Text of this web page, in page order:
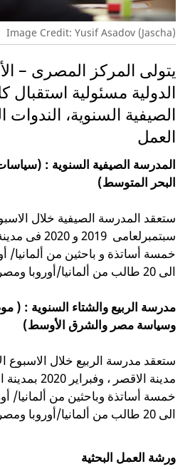
Image Credit: Yusif Asadov (Jascha)
يتولى المركز المصرى –
الدولية مسئولية
الصيفية السنوية،
العمل
المدرسة الصيفية السنوية :
البحر المتوسط)
ستعقد المدرسة الصيفية خلال
سبتمبرلعامى
خمسة أساتذة و باحثين من ألمانيا/
الى 20 طالب من ألمانيا/أوروبا ومصر.
مدرسة الربيع والشتاء السنوية : (
وسياسة مصر والشرق الأوسط)
مدينة الاقصر
خمسة أساتذة وباحثين من ألمانيا/
الى 20 طالب من ألمانيا/أوروبا ومصر.
ورشة العمل البحثية